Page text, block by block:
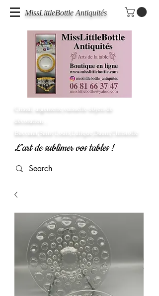
MissLittleBottle Antiquités
Cristal, argenterie,vaisselle objets de
décoration...
Baccarat,Saint Louis,Lalique,Daum,Christofle
L'art de sublimer vos tables !